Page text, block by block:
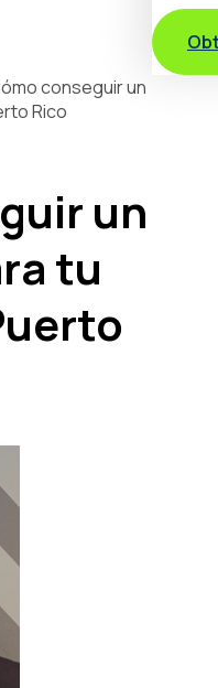
conseguir un
Rico
un
tu